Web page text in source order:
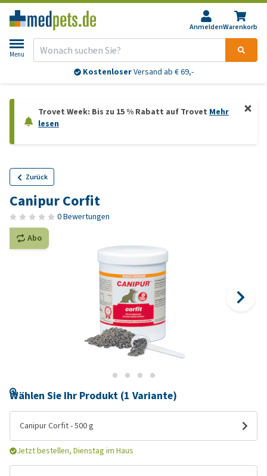
AnmeldenWarenkorb
Menu
KostenloserVersand ab € 69,-
Trovet Week: Bis zu 15 % Rabatt auf Trovet Mehr
lesen
Zurück
Canipur Corfit
0 Bewertungen
Abo
Wählen Sie Ihr Produkt (1 Variante)
Canipur Corfit - 500 g
Jetzt bestellen, Dienstag im Haus